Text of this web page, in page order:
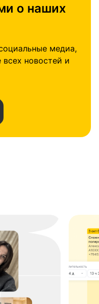
о наших
медиа,
всех новостей и